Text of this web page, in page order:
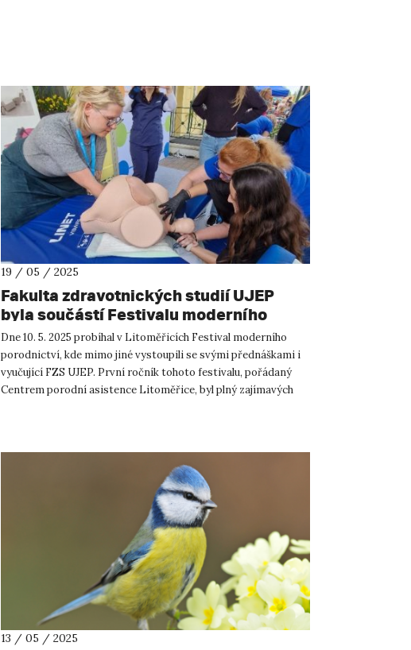
19 / 05 / 2025
Fakulta zdravotnických studií UJEP
byla součástí Festivalu moderního
porodnictví CPA Litoměřice
Dne 10. 5. 2025 probíhal v Litoměřicích Festival moderního
porodnictví, kde mimo jiné vystoupili se svými přednáškami i
vyučující FZS UJEP. První ročník tohoto festivalu, pořádaný
Centrem porodní asistence Litoměřice, byl plný zajímavých
13 / 05 / 2025